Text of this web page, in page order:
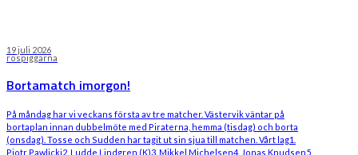
19 juli 2026
rospiggarna
Bortamatch imorgon!
På måndag har vi veckans första av tre matcher. Västervik väntar på
bortaplan innan dubbelmöte med Piraterna, hemma (tisdag) och borta
(onsdag). Tosse och Sudden har tagit ut sin sjua till matchen. Vårt lag1.
Piotr Pawlicki2. ⁠Ludde Lindgren (K)3. ⁠Mikkel Michelsen4. ⁠Jonas Knudsen5.